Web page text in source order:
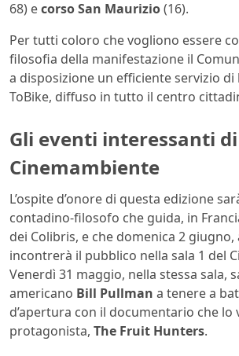
68) ecorso San Maurizio(16).
Per tutti coloro che vogliono essere
filosofia della manifestazione il
a disposizione un efficiente servizio di
ToBike, diffuso in tutto il centro
Gli eventi interessanti di
Cinemambiente
L’ospite d’onore di questa edizione
contadino-filosofo che guida, in
dei Colibris, e che domenica 2 giugno,
incontrerà il pubblico nella sala 1 del
Venerdì 31 maggio, nella stessa sala,
americano Bill Pullman a tenere a
d’apertura con il documentario che lo
protagonista, The Fruit Hunters.